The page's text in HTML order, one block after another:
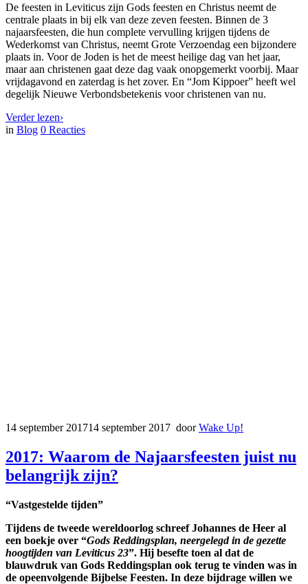
De feesten in Leviticus zijn Gods feesten en Christus neemt de
centrale plaats in bij elk van deze zeven feesten. Binnen de 3
najaarsfeesten, die hun complete vervulling krijgen tijdens de
Wederkomst van Christus, neemt Grote Verzoendag een bijzondere
plaats in. Voor de Joden is het de meest heilige dag van het jaar,
maar aan christenen gaat deze dag vaak onopgemerkt voorbij. Maar
vrijdagavond en zaterdag is het zover. En “Jom Kippoer” heeft wel
degelijk Nieuwe Verbondsbetekenis voor christenen van nu.
Verder lezen›
in Blog 0 Reacties
14 september 201714 september 2017 doorWake Up!
2017: Waarom de Najaarsfeesten juist nu
belangrijk zijn?
“Vastgestelde tijden”
Tijdens de tweede wereldoorlog schreef Johannes de Heer al
een boekje over “Gods Reddingsplan, neergelegd in de gezette
hoogtijden van Leviticus 23”. Hij besefte toen al dat de
blauwdruk van Gods Reddingsplan ook terug te vinden was in
de opeenvolgende Bijbelse Feesten. In deze bijdrage willen we